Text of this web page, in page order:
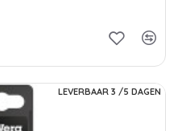
LEVERBAAR 3 /5 DAGEN